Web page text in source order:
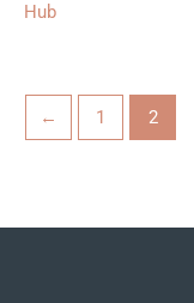
Hub
← 1 2